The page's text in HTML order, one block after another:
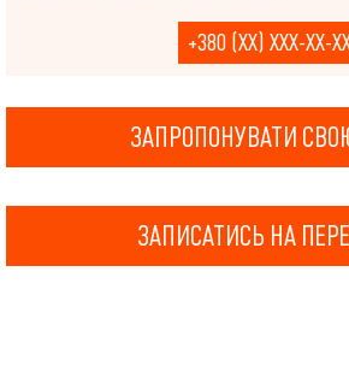
+380 (XX) XXX-XX-
ЗАПРОПОНУВАТИ
ЗАПИСАТИСЬ НА